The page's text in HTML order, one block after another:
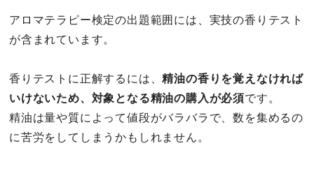
アロマテラピー検定の出題範囲には、実技の香りテスト
が含まれています。
香りテストに正解するには、精油の香りを覚えなければ
いけないため、対象となる精油の購入が必須です。
精油は量や質によって値段がバラバラで、数を集めるの
に苦労をしてしまうかもしれません。